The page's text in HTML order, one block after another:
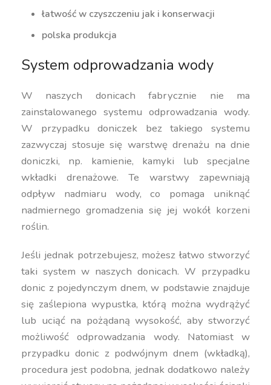
łatwość w czyszczeniu jak i konserwacji
polska produkcja
System odprowadzania wody
W naszych donicach fabrycznie nie ma
zainstalowanego systemu odprowadzania wody.
W przypadku doniczek bez takiego systemu
zazwyczaj stosuje się warstwę drenażu na dnie
doniczki, np. kamienie, kamyki lub specjalne
wkładki drenażowe. Te warstwy zapewniają
odpływ nadmiaru wody, co pomaga uniknąć
nadmiernego gromadzenia się jej wokół korzeni
roślin.
Jeśli jednak potrzebujesz, możesz łatwo stworzyć
taki system w naszych donicach. W przypadku
donic z pojedynczym dnem, w podstawie znajduje
się zaślepiona wypustka, którą można wydrążyć
lub uciąć na pożądaną wysokość, aby stworzyć
możliwość odprowadzania wody. Natomiast w
przypadku donic z podwójnym dnem (wkładką),
procedura jest podobna, jednak dodatkowo należy